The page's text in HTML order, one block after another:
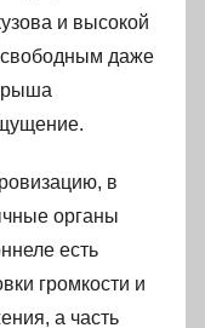
и высокой
свободным даже
в
органы
есть
громкости и
а часть